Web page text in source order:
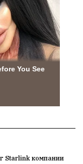
Starlink компании